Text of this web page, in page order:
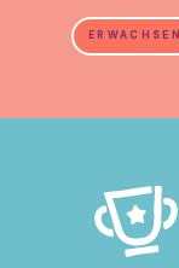
ERWACHSEN